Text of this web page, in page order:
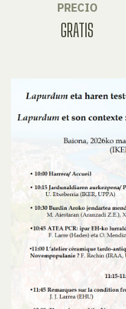
PRECIO
GRATIS